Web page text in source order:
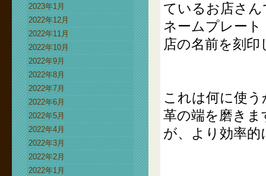
2023年1月
2022年12月
2022年11月
2022年10月
2022年9月
2022年8月
2022年7月
2022年6月
2022年5月
2022年4月
2022年3月
2022年2月
2022年1月
ているお店さ
ネームプレー
店の名前を刻
これは何に使う
革の端を磨き
が、より効率